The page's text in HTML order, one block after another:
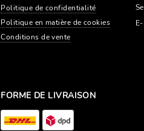
Politique de confidentialité
Politique en matière de cookies
Conditions de vente
FORME DE LIVRAISON